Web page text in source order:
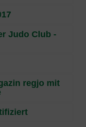
Judo Club -
regjo mit